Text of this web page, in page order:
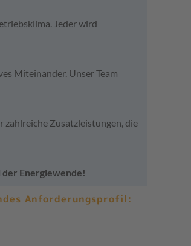
Jeder wird
Miteinander. Unser Team
Zusatzleistungen, die
Energiewende!
Anforderungsprofil: